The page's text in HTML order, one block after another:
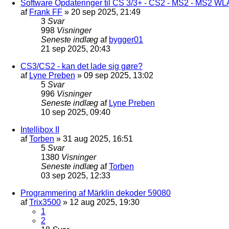
Software Opdateringer til CS 3/3+ - CS2 - MS2 - MS2
af Frank FF » 20 sep 2025, 21:49
3 Svar
998 Visninger
Seneste indlæg af bygger01
21 sep 2025, 20:43
CS3/CS2 - kan det lade sig gøre?
af Lyne Preben » 09 sep 2025, 13:02
5 Svar
996 Visninger
Seneste indlæg af Lyne Preben
10 sep 2025, 09:40
Intellibox II
afTorben » 31 aug 2025, 16:51
5 Svar
1380 Visninger
Seneste indlæg afTorben
03 sep 2025, 12:33
Programmering af Märklin dekoder 59080
afTrix3500 » 12 aug 2025, 19:30
1
2